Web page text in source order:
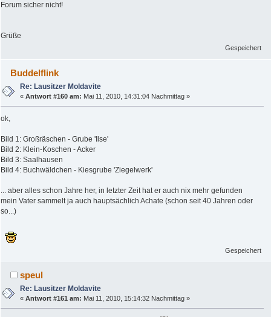
Forum sicher nicht!
Grüße
Gespeichert
Buddelflink
Re: Lausitzer Moldavite
«Antwort #160 am: Mai 11, 2010, 14:31:04 Nachmittag »
ok,
Bild 1: Großräschen - Grube 'Ilse'
Bild 2: Klein-Koschen - Acker
Bild 3: Saalhausen
Bild 4: Buchwäldchen - Kiesgrube 'Ziegelwerk'
... aber alles schon Jahre her, in letzter Zeit hat er auch nix mehr gefunden
mein Vater sammelt ja auch hauptsächlich Achate (schon seit 40 Jahren oder
so...)
Gespeichert
speul
Re: Lausitzer Moldavite
«Antwort #161 am: Mai 11, 2010, 15:14:32 Nachmittag »